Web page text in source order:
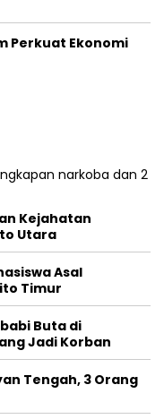
Perkuat Ekonomi
Kejahatan
Utara
Asal
Timur
Buta di
Jadi Korban
Tengah, 3 Orang